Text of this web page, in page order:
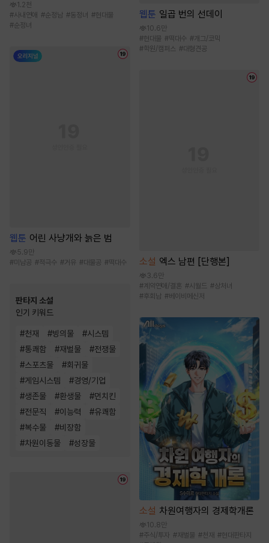
1.2천
#사내연애 #순정남 #동정녀 #현대물
#순정녀
웹툰 어린 사냥개와 늙은 범
5.9만
#미남공 #적극수 #거유 #대물공 #떡대수
판타지 소설
인기 키워드
#천재 #빙의물 #시스템
#통쾌함 #재벌물 #전쟁물
#스포츠물 #회귀물
#게임시스템 #경영/기업
#생존물 #환생물 #먼치킨
#전문직 #이능력 #유쾌함
#복수물 #비장함
#차원이동물 #성장물
웹툰 일곱 번의 선데이
10.6만
#현대물 #떡대수 #개그/코믹
#학원/캠퍼스 #대형견공
소설 엑스 남편 [단행본]
3.6만
#계약연애/결혼 #시월드 #상처녀
#후회남 #베이비메신저
소설 차원여행자의 경제학개론
10.8만
#주식/투자 #재벌물 #천재 #현대판타지